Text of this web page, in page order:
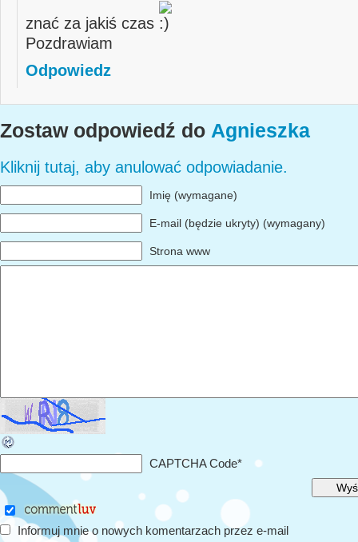
znać za jakiś czas
Pozdrawiam
Odpowiedz
Zostaw odpowiedź do Agnieszka
Kliknij tutaj, aby anulować odpowiadanie.
Imię (wymagane)
E-mail (będzie ukryty) (wymagany)
Strona www
CAPTCHA Code*
Informuj mnie o nowych komentarzach przez e-mail